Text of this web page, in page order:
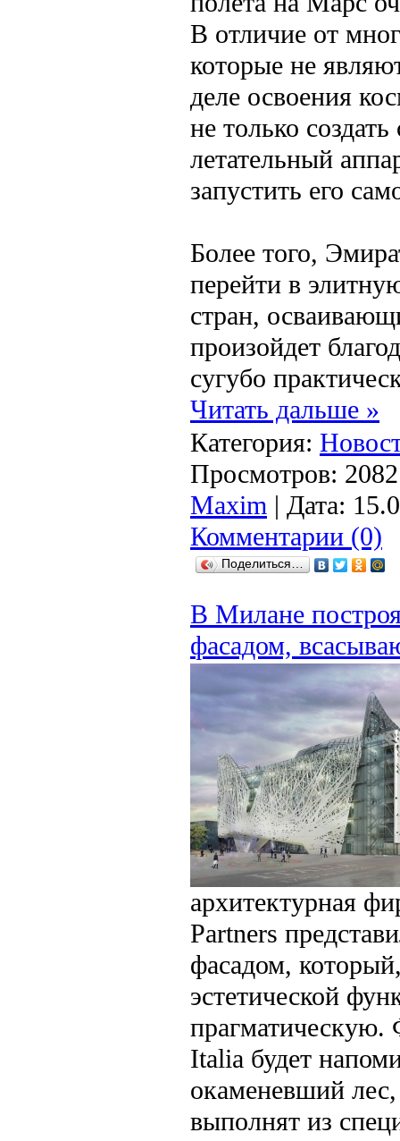
В отличие от
которые не
деле освоения
не только
летательный
запустить его
Более того,
перейти в
стран,
произойдет
сугубо
Читать дальше »
Категория:
Просмотров:
Maxim | Дата:
Комментарии (0)
Поделиться…
В Милане
фасадом,
архитектурная
Partners
фасадом,
эстетической
прагматическую.
Italia будет
окаменевший
выполнят из